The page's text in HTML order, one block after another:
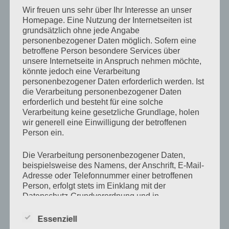
sehr kalt ist. Hoffen wir mal das die nächsten Tagen
ähnlich gut werden.
Seitennummerierung
der
Beiträge
Vorherige
Seite
Seite3
Suchen
nach:
BLOG VIA E-MAIL ABONNIEREN
Gib Deine E-Mail-Adresse an, um diesen Blog zu
Beiträge via E-Mail zu erhalten.
Wir freuen uns sehr über Ihr Interesse an unser
Homepage. Eine Nutzung der Internetseiten ist
grundsätzlich ohne jede Angabe
personenbezogener Daten möglich. Sofern eine
betroffene Person besondere Services über
unsere Internetseite in Anspruch nehmen möchte,
könnte jedoch eine Verarbeitung
personenbezogener Daten erforderlich werden. Ist
die Verarbeitung personenbezogener Daten
erforderlich und besteht für eine solche
Verarbeitung keine gesetzliche Grundlage, holen
wir generell eine Einwilligung der betroffenen
Person ein.
Die Verarbeitung personenbezogener Daten,
beispielsweise des Namens, der Anschrift, E-Mail-
Adresse oder Telefonnummer einer betroffenen
Person, erfolgt stets im Einklang mit der
Datenschutz-Grundverordnung und in
landesspezifischen Datenschutzbestimmungen.
Essenziell